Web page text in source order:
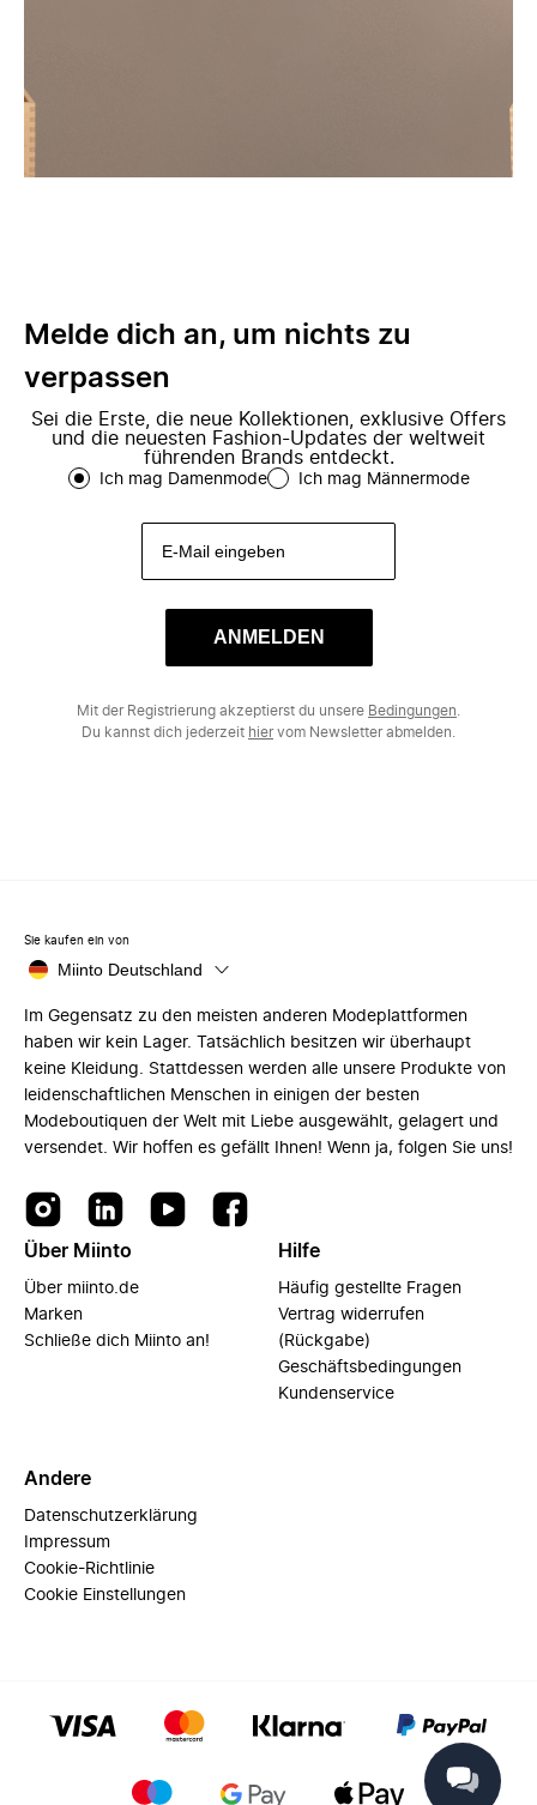
Melde dich an, um nichts zu
verpassen
Sei die Erste, die neue Kollektionen, exklusive Offers
und die neuesten Fashion-Updates der weltweit
führenden Brands entdeckt.
Ich mag Damenmode Ich mag Männermode
ANMELDEN
Mit der Registrierung akzeptierst du unsere Bedingungen
Du kannst dich jederzeit hiervom Newsletter abmelden.
Sie kaufen ein von
Miinto Deutschland
Im Gegensatz zu den meisten anderen Modeplattformen
haben wir kein Lager. Tatsächlich besitzen wir überhaupt
keine Kleidung. Stattdessen werden alle unsere Produkte von
leidenschaftlichen Menschen in einigen der besten
Modeboutiquen der Welt mit Liebe ausgewählt, gelagert und
versendet. Wir hoffen es gefällt Ihnen! Wenn ja, folgen Sie uns!
Über Miinto
Über miinto.de
Marken
Schließe dich Miinto an!
Hilfe
Häufig gestellte Fragen
Vertrag widerrufen
(Rückgabe)
Geschäftsbedingungen
Kundenservice
Andere
Datenschutzerklärung
Impressum
Cookie-Richtlinie
Cookie Einstellungen